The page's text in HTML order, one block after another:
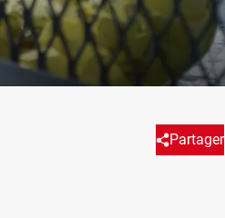
Partager
¿cuáles son las teclas